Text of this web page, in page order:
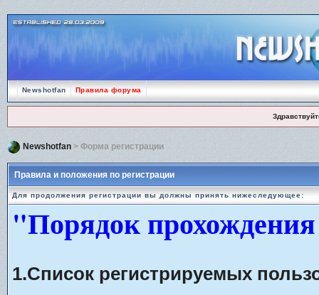
Newshotfan Правила форума
Newshotfan> Форма регистрации
Правила и положения по регистрации
Для продолжения регистрации вы должны принять нижеследующее:
"Порядок
1.Список регистрируемых